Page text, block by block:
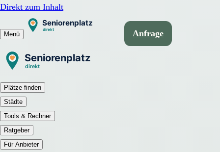
Direkt zum Inhalt
Menü Anfrage
Plätze finden
Städte
Tools & Rechner
Ratgeber
Für Anbieter